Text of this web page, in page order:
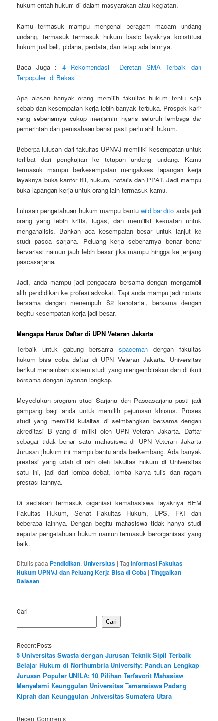
hukum entah hukum di dalam masyarakan atau kegiatan.
Kamu termasuk mampu mengenal beragam macam undang
undang, termasuk termasuk hukum basic layaknya konstitusi
hukum jual beli, pidana, perdata, dan tetap ada lainnya.
Baca Juga : 4 Rekomendasi Deretan SMA Terbaik dan
Terpopuler di Bekasi
Apa alasan banyak orang memilih fakultas hukum tentu saja
sebab dan kesempatan kerja lebih banyak terbuka. Prospek karir
yang sebenarnya cukup menjamin nyaris seluruh lembaga dar
pemerintah dan perusahaan benar pasti perlu ahli hukum.
Beberpa lulusan dari fakultas UPNVJ memiliki kesempatan untuk
terlibat dari pengkajian ke tetapan undang undang. Kamu
termasuk mampu berkesempatan mengakses lapangan kerja
layaknya buka kantor fili, hukum, notaris dan PPAT. Jadi mampu
buka lapangan kerja untuk orang lain termasuk kamu.
Lulusan pengetahuan hukum mampu bantu wild bandito anda jadi
orang yang lebih kritis, lugas, dan memiliki kekuatan untuk
menganalisis. Bahkan ada kesempatan besar untuk lanjut ke
studi pasca sarjana. Peluang kerja sebenarnya benar benar
bervariasi namun jauh lebih besar jika mampu hingga ke jenjang
pascasarjana.
Jadi, anda mampu jadi pengacara bersama dengan mengambil
alih pendidikan ke profesi advokat. Tapi anda mampu jadi notaris
bersama dengan menempuh S2 kenotariat, bersama dengan
begitu kesempatan kerja jadi besar.
Mengapa Harus Daftar di UPN Veteran Jakarta
Terbaik untuk gabung bersama spacemandengan fakultas
hukum bisa coba daftar di UPN Veteran Jakarta. Universitas
berikut menambah sistem studi yang mengembirakan dan di ikuti
bersama dengan layanan lengkap.
Meyediakan program studi Sarjana dan Pascasarjana pasti jadi
gampang bagi anda untuk memilih pejurusan khusus. Proses
studi yang memiliki kulaitas di seimbangkan bersama dengan
akreditasi B yang di miliki oleh UPN Veteran Jakarta. Daftar
sebagai tidak benar satu mahasiswa di UPN Veteran Jakarta
Jurusan jhukum ini mampu bantu anda berkembang. Ada banyak
prestasi yang udah di raih oleh fakultas hukum di Universitas
satu ini, jadi dari lomba debat, lomba karya tulis dan ragam
prestasi lainnya.
Di sediakan termasuk organiasi kemahasiswa layaknya BEM
Fakultas Hukum, Senat Fakultas Hukum, UPS, FKI dan
beberapa lainnya. Dengan begitu mahasiswa tidak hanya studi
seputar pengetahuan hukum namun termasuk berorganisasi yang
baik.
Ditulis pada Pendidikan, Universitas |Tag Informasi Fakultas
Hukum UPNVJ dan Peluang Kerja Bisa di Coba |Tinggalkan
Balasan
Cari
Cari
Recent Posts
5 Universitas Swasta dengan Jurusan Teknik Sipil Terbaik
Belajar Hukum di Northumbria University: Panduan Lengkap
Jurusan Populer UNILA: 10 Pilihan Terfavorit Mahasisw
Menyelami Keunggulan Universitas Tamansiswa Padang
Kiprah dan Keunggulan Universitas Sumatera Utara
Recent Comments